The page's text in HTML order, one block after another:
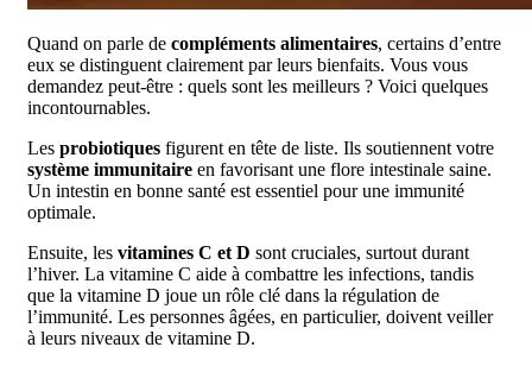
Quand on parle de compléments alimentaires, certains d’entre
eux se distinguent clairement par leurs bienfaits. Vous vous
demandez peut-être : quels sont les meilleurs ? Voici quelques
incontournables.
Les probiotiques figurent en tête de liste. Ils soutiennent votre
système immunitaire en favorisant une flore intestinale saine.
Un intestin en bonne santé est essentiel pour une immunité
optimale.
Ensuite, les vitamines C et D sont cruciales, surtout durant
l’hiver. La vitamine C aide à combattre les infections, tandis
que la vitamine D joue un rôle clé dans la régulation de
l’immunité. Les personnes âgées, en particulier, doivent veiller
à leurs niveaux de vitamine D.